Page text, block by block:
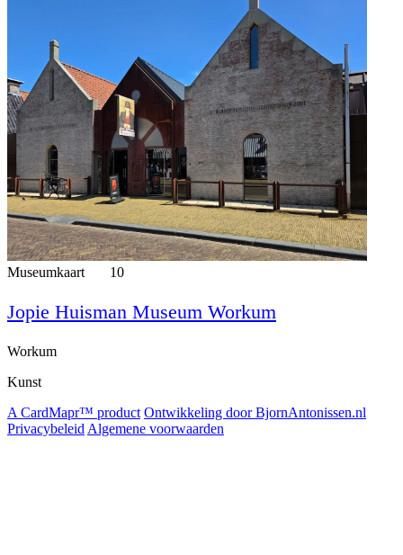
Museumkaart 10
Jopie Huisman Museum Workum
Workum
Kunst
A CardMapr™ product Ontwikkeling door BjornAntonissen.nl
Privacybeleid Algemene voorwaarden